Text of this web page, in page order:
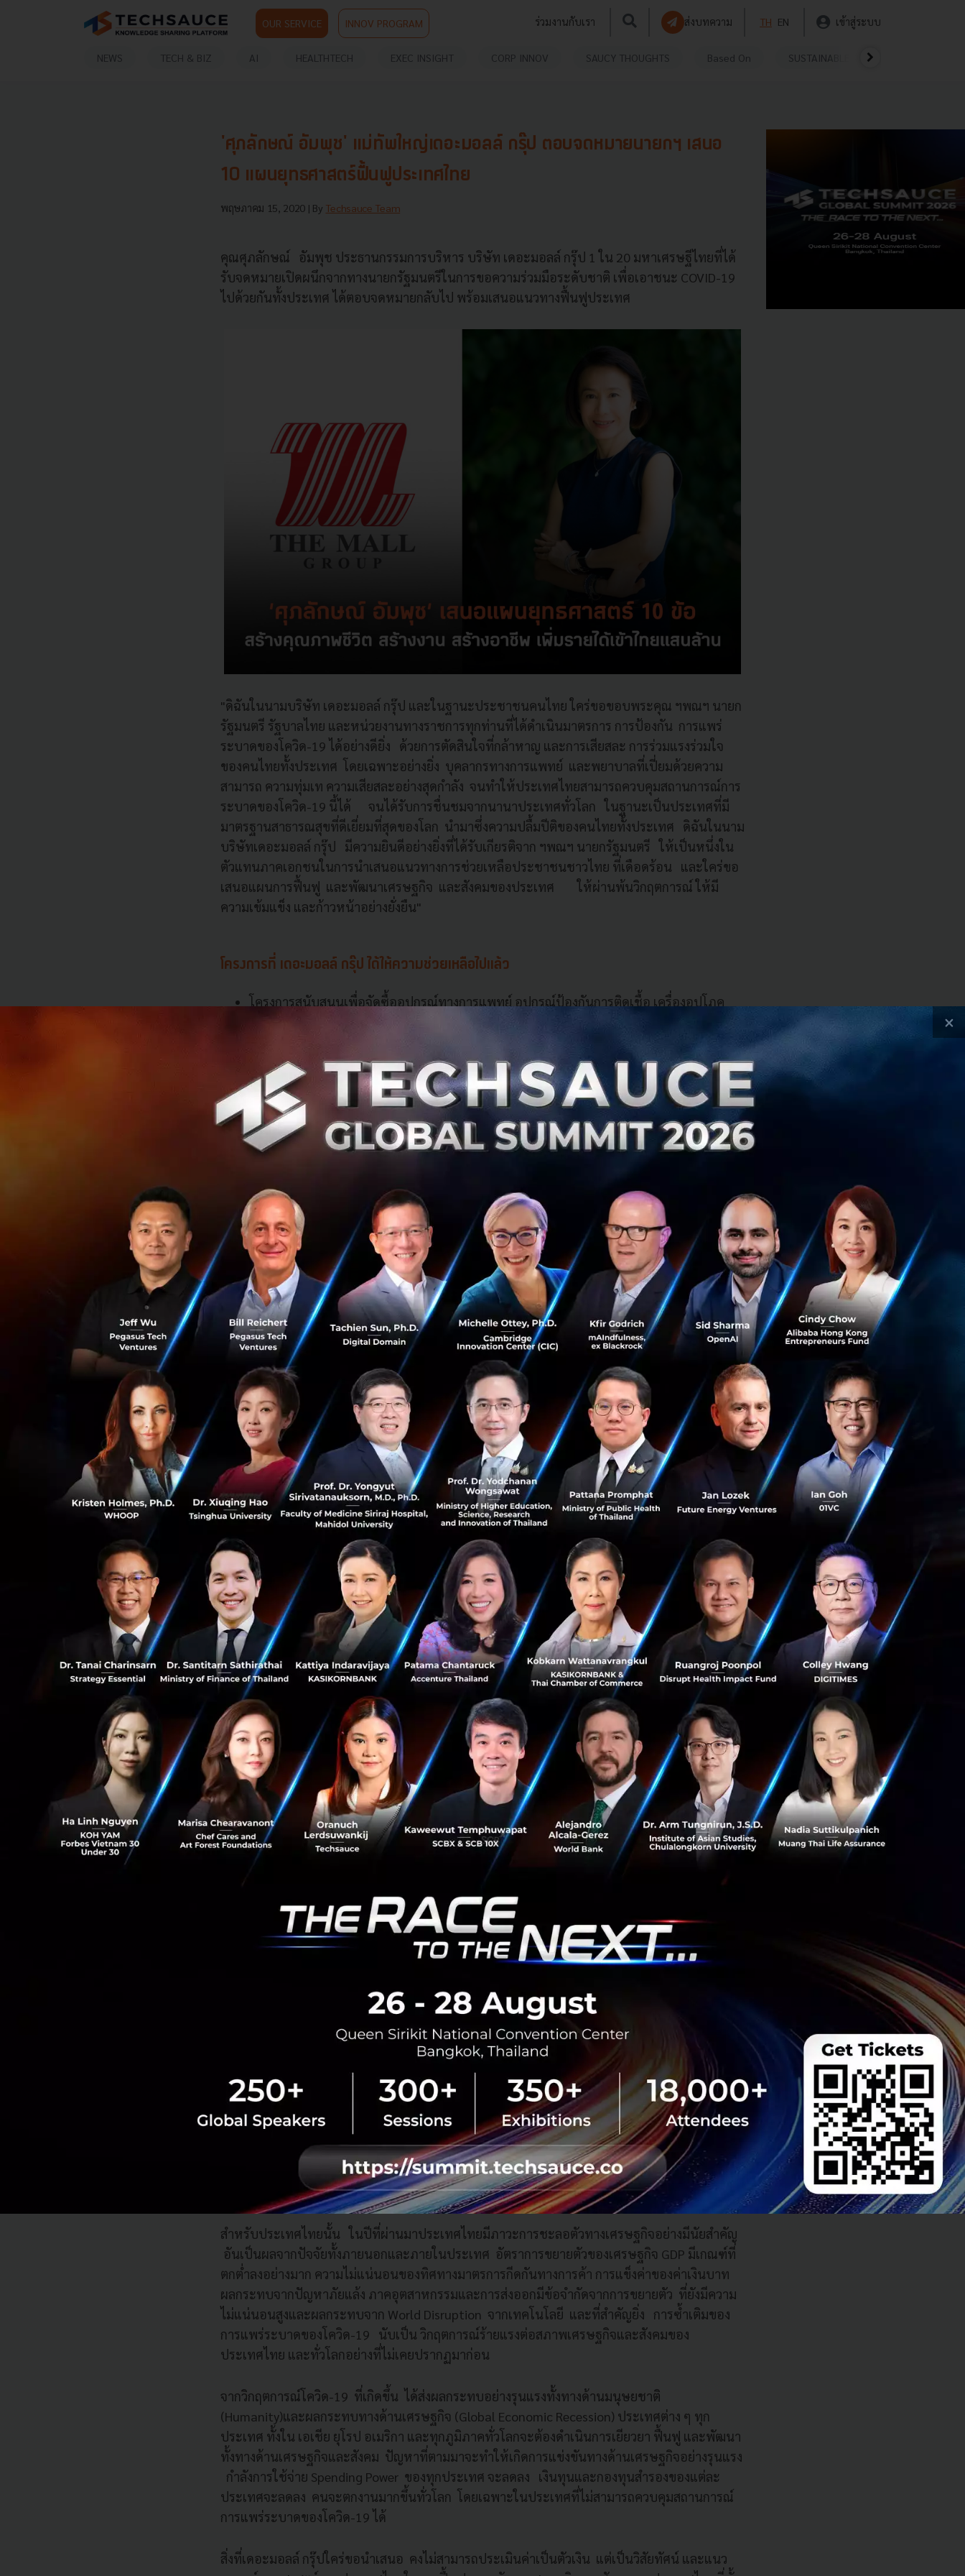
OUR SERVICE INNOV PROGRAM ร่วมงานกับเรา ส่งบทความ TH EN เข้าสู่ระบบ
NEWS TECH & BIZ AI HEALTHTECH EXEC INSIGHT CORP INNOV SAUCY THOUGHTS Based On SUSTAINABLE
0
0
'ศุภลักษณ์ อัมพุช' แม่ทัพใหญ่เดอะมอลล์ กรุ๊ป ตอบจดหมายนายกฯ เสนอ
10 แผนยุทธศาสตร์ฟื้นฟูประเทศไทย
พฤษภาคม 15, 2020 | By Techsauce Team
คุณศุภลักษณ์ อัมพุช ประธานกรรมการบริหาร บริษัท เดอะมอลล์ กรุ๊ป 1 ใน 20 มหาเศรษฐีไทยที่ได้
รับจดหมายเปิดผนึกจากทางนายกรัฐมนตรีในการขอความร่วมมือระดับชาติ เพื่อเอาชนะ COVID-19
ไปด้วยกันทั้งประเทศ ได้ตอบจดหมายกลับไป พร้อมเสนอแนวทางฟื้นฟูประเทศ
"ดิฉันในนามบริษัท เดอะมอลล์ กรุ๊ป และในฐานะประชาชนคนไทย ใคร่ขอขอบพระคุณ ฯพณฯ นายก
รัฐมนตรี รัฐบาลไทย และหน่วยงานทางราชการทุกท่านที่ได้ดำเนินมาตรการ การป้องกัน การแพร่
ระบาดของโควิด-19 ได้อย่างดียิ่ง ด้วยการตัดสินใจที่กล้าหาญ และการเสียสละ การร่วมแรงร่วมใจ
ของคนไทยทั้งประเทศ โดยเฉพาะอย่างยิ่ง บุคลากรทางการแพทย์ และพยาบาลที่เปี่ยมด้วยความ
สามารถ ความทุ่มเท ความเสียสละอย่างสุดกำลัง จนทำให้ประเทศไทยสามารถควบคุมสถานการณ์การ
ระบาดของโควิด-19 นี้ได้ จนได้รับการชื่นชมจากนานาประเทศทั่วโลก ในฐานะเป็นประเทศที่มี
มาตรฐานสาธารณสุขที่ดีเยี่ยมที่สุดของโลก นำมาซึ่งความปลื้มปีติของคนไทยทั้งประเทศ ดิฉันในนาม
บริษัทเดอะมอลล์ กรุ๊ป มีความยินดีอย่างยิ่งที่ได้รับเกียรติจาก ฯพณฯ นายกรัฐมนตรี ให้เป็นหนึ่งใน
ตัวแทนภาคเอกชนในการนำเสนอแนวทางการช่วยเหลือประชาชนชาวไทย ที่เดือดร้อน และใคร่ขอ
เสนอแผนการฟื้นฟู และพัฒนาเศรษฐกิจ และสังคมของประเทศ ให้ผ่านพ้นวิกฤตการณ์ ให้มี
ความเข้มแข็ง และก้าวหน้าอย่างยั่งยืน"
โครงการที่ เดอะมอลล์ กรุ๊ป ได้ให้ความช่วยเหลือไปแล้ว
โครงการสนับสนุนเพื่อจัดซื้ออุปกรณ์ทางการแพทย์ อุปกรณ์ป้องกันการติดเชื้อ เครื่องอุปโภค
-บริโภคที่จำเป็นในการดำรงชีพ และอาหาร รวมมูลค่ากว่า 30 ล้านบาท
โครงการเดอะมอลล์ กรุ๊ป - รพ.ราชวิถี รวมใจเพื่อคนไทย ปลอดโควิด-19 เพื่อระดมการบริจาค
จากพันธมิตรธุรกิจ ลูกค้า และประชาชนทั่วไป เพื่อจัดซื้ออุปกรณ์ทางการแพทย์
โครงการมอบเงินสนับสนุน ผ่านฯพณฯ นายกรัฐมนตรี แก่ 5 โรงพยาบาลหลัก โรงพยาบาลศิริราช
โรงพยาบาลจุฬาลงกรณ์ โรงพยาบาลรามาธิบดี โรงพยาบาลราชวิถี และสถาบันบำราศนราดูร
โครงการมอบอาหารกล่องจากครัวน้ำใจ โดยกูร์เม่ต์มาร์เก็ต ของเดอะมอลล์ทุกสาขา ให้แก่ โรง
พยาบาล จำนวนรวม 30,000 กล่อง เป็นเวลา 30 วัน
โครงการความร่วมมือกับพันธมิตรธุรกิจร้านอาหารกว่า 30 ร้าน มอบอาหารกล่องจำนวน 5,000
กล่อง เพื่อเป็นกำลังใจแก่บุคลากรทางการแพทย์
โครงการเดอะมอลล์ บ้านของคนโคราช เพื่อต่อลมหายใจ ด้วยการระดมการบริจาคเพื่อจัดซื้อ
เครื่องช่วยหายใจแก่ 3 โรงพยาบาลในจังหวัดนครราชสีมา โรงพยาบาลมหาราชนครราชสีมา
โรงพยาบาลเทพรัตน์นครราชสีมา และโรงพยาบาลมหาวิทยาลัยเทคโนโลยีสุรนารี
โครงการบริจาคโลหิตเพื่อศูนย์บริการโลหิตแห่งชาติ สภากาชาดไทย เพื่อร่วมบรรเทาการ
ขาดแคลนโลหิตสำรอง ผ่านห้องรับบริจาคโลหิตที่เดอะมอลล์ทุกสาขา จำนวนเบื้องต้นรวมกว่า
2,000,000 CC จากผู้มีจิตศรัทธากว่า 5,000 คน ในระยะเวลา 30 วัน
โครงการลดค่าครองชีพ และมอบถุงยังชีพชุดกำลังใจเพื่อบรรเทาความเดือดร้อนแก่ประชาชน
และสนับสนุนโครงการต่าง ๆ ของกระทรวงพาณิชย์
โครงการ “พาณิชย์ลดราคาข้าว ช่วยประชาชน” ร่วมลดราคาข้าว สูงสุด 50%
โครงการ “พาณิชย์ลดราคา ช่วยประชาชน” ร่วมปรับลดราคาสินค้าอุปโภค บริโภคที่มีความ
จำเป็นในการดำรงชีพใน 6 กลุ่มสินค้า สูงสุด 50% จำนวนกว่า 3,000 รายการ นอกจากนี้ยัง
ให้การสนับสนุนเพิ่มเติมด้วยการจัดรายการลดราคาสินค้า ในราคาพิเศษสุด รวมกว่า 100,000
รายการ ตลอดปี 2563
โครงการมอบถุงยังชีพชุดกำลังใจเพื่อบรรเทาความเดือดร้อนแก่ประชาชนในชุมชนต่าง ๆ ใน
เขตกรุงเทพมหานคร จำนวน 5,000 ชุด
โครงการรับผิดชอบต่อองค์กรและสังคม ด้วยมาตรการช่วยเหลือพนักงานในเครือกว่า 20,000
ราย โดยไม่มีนโยบายเลิกจ้าง และช่วยเหลือพนักงานที่มีภาระครอบครัว ให้การกู้ยืมเงินโดยไม่มี
อัตราดอกเบี้ย และดูแลช่วยเหลือค่ารักษาพยาบาล
โครงการช่วยเหลือผู้เช่า และผู้ประกอบการร้านค้าของทุกศูนย์การค้า และห้างสรรพสินค้าทุก
สาขาในเครือเดอะมอลล์ กรุ๊ป โดยมีมาตรการไม่เก็บค่าเช่าในช่วงปิดบริการ และมีมาตรการลด
ค่าเช่าหลังเปิดบริการ เพื่อช่วยเหลือผู้เช่า และผู้ประกอบการร้านค้ากว่า 10,000 ราย
โครงการช่วยเหลือภาคเกษตรกรรม ภาคการประมง ภาคธุรกิจแปรรูป และ SME ทั่วประเทศ
บริษัท เดอะมอลล์ กรุ๊ป มีความห่วงใยในการระบายสินค้าต่าง ๆ เพื่อทั้งการบริโภคภายใน
ประเทศและการส่งออก ได้มีบทบาทการเป็นแกนกลางในการผนึกความร่วมมือจากผู้ประกอบ
การภาคธุรกิจรีเทลทั่วประเทศ ผ่านสมาคมค้าปลีกไทย สมาคมศูนย์การค้าไทย ในการเปิดพื้นที่
เป็นช่องทางการจำหน่ายเพื่อระบายสินค้าภาคเกษตรกรรม ภาคอุตสาหกรรมแปรรูป ภาค
วิสาหกิจชุมชน OTOP ตลอดจน SME ตลอดทั้งปี โดยบริษัท เดอะมอลล์ กรุ๊ป ได้นำร่องด้วย
โครงการตลาด เดอะมอลล์รวมใจ THE MALL TOGETHER MARKET ทุกสาขา โดยจะเริ่มดำเนิน
การตั้งแต่เดือนพฤษภาคม ศกนี้เป็นต้นไป
ข้อเสนอของทางเดอะมอลล์ กรุ๊ป ในการฟื้นฟูประเทศไทยหลัง COVID-19
การเดินหน้าประเทศไทยภายหลังวิกฤติโควิด -19 เป็นวาระแห่ง
ชาติที่มีความสำคัญยิ่ง มิได้เป็นเพียงความท้าทายของรัฐบาลเท่านั้น
หากแต่จะเป็นอีกความท้าทาย และบทพิสูจน์ในพลังแห่งความร่วมมือ
ของคนไทยทุกคน ที่จะร่วมฟื้นฟูเศรษฐกิจและสังคมของประเทศ เพราะ
โลกภายใต้บรรทัดฐานใหม่ NEW NORMAL ที่เกิดขึ้นในภาวะเศรษฐกิจ
โลกถดถอยอย่างรุนแรงต่อมวลมนุษยชาติภายหลังวิกฤติโควิด -19
สำหรับประเทศไทยนั้น ในปีที่ผ่านมาประเทศไทยมีภาวะการชะลอตัวทางเศรษฐกิจอย่างมีนัยสำคัญ
อันเป็นผลจากปัจจัยทั้งภายนอกและภายในประเทศ อัตราการขยายตัวของเศรษฐกิจ GDP มีเกณฑ์ที่
ตกต่ำลงอย่างมาก ความไม่แน่นอนของทิศทางมาตรการกีดกันทางการค้า การแข็งค่าของค่าเงินบาท
ผลกระทบจากปัญหาภัยแล้ง ภาคอุตสาหกรรมและการส่งออกมีข้อจำกัดจากการขยายตัว ที่ยังมีความ
ไม่แน่นอนสูงและผลกระทบจาก World Disruption จากเทคโนโลยี และที่สำคัญยิ่ง การซ้ำเติมของ
การแพร่ระบาดของโควิด-19 นับเป็น วิกฤตการณ์ร้ายแรงต่อสภาพเศรษฐกิจและสังคมของ
ประเทศไทย และทั่วโลกอย่างที่ไม่เคยปรากฏมาก่อน
จากวิกฤตการณ์โควิด-19 ที่เกิดขึ้น ได้ส่งผลกระทบอย่างรุนแรงทั้งทางด้านมนุษยชาติ
(Humanity)และผลกระทบทางด้านเศรษฐกิจ (Global Economic Recession) ประเทศต่าง ๆ ทุก
ประเทศ ทั้งใน เอเชีย ยุโรป อเมริกา และทุกภูมิภาคทั่วโลกจะต้องดำเนินการเยียวยา ฟื้นฟู และพัฒนา
ทั้งทางด้านเศรษฐกิจและสังคม ปัญหาที่ตามมาจะทำให้เกิดการแข่งขันทางด้านเศรษฐกิจอย่างรุนแรง
กำลังการใช้จ่าย Spending Power ของทุกประเทศ จะลดลง เงินทุนและกองทุนสำรองของแต่ละ
ประเทศจะลดลง คนจะตกงานมากขึ้นทั่วโลก โดยเฉพาะในประเทศที่ไม่สามารถควบคุมสถานการณ์
การแพร่ระบาดของโควิด-19 ได้
สิ่งที่เดอะมอลล์ กรุ๊ปใคร่ขอนำเสนอ คงไม่สามารถประเมินค่าเป็นตัวเงิน แต่เป็นวิสัยทัศน์ และแนว
×